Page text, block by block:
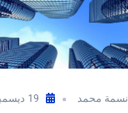
نسمة محمد
19 ديسمبر، 2023